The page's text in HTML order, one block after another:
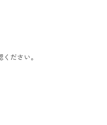
ださい。